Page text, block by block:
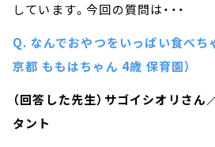
しています。今回の質問は・・・
Q. なんでおやつをいっぱい食べち
京都 ももはちゃん 4歳 保育園）
（回答した先生）サゴイシオリさ
タント